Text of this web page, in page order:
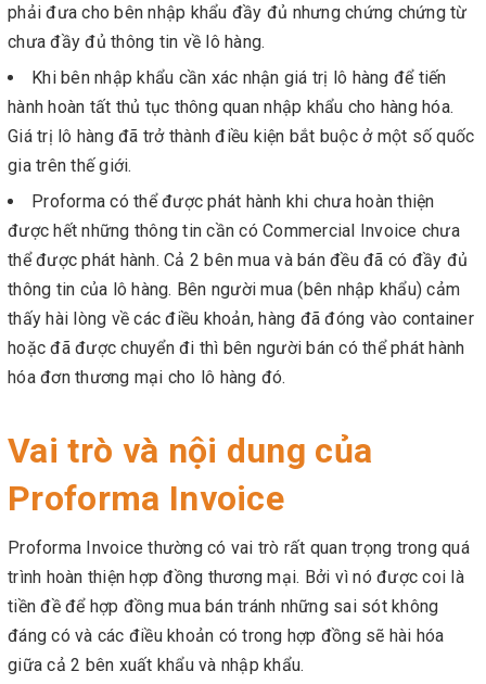
phải đưa cho bên nhập khẩu đầy đủ nhưng chứng chứng từ
chưa đầy đủ thông tin về lô hàng.
Khi bên nhập khẩu cần xác nhận giá trị lô hàng để tiến
hành hoàn tất thủ tục thông quan nhập khẩu cho hàng hóa.
Giá trị lô hàng đã trở thành điều kiện bắt buộc ở một số quốc
gia trên thế giới.
Proforma có thể được phát hành khi chưa hoàn thiện
được hết những thông tin cần có Commercial Invoice chưa
thể được phát hành. Cả 2 bên mua và bán đều đã có đầy đủ
thông tin của lô hàng. Bên người mua (bên nhập khẩu) cảm
thấy hài lòng về các điều khoản, hàng đã đóng vào container
hoặc đã được chuyển đi thì bên người bán có thể phát hành
hóa đơn thương mại cho lô hàng đó.
Vai trò và nội dung của
Proforma Invoice
Proforma Invoice thường có vai trò rất quan trọng trong quá
trình hoàn thiện hợp đồng thương mại. Bởi vì nó được coi là
tiền đề để hợp đồng mua bán tránh những sai sót không
đáng có và các điều khoản có trong hợp đồng sẽ hài hóa
giữa cả 2 bên xuất khẩu và nhập khẩu.